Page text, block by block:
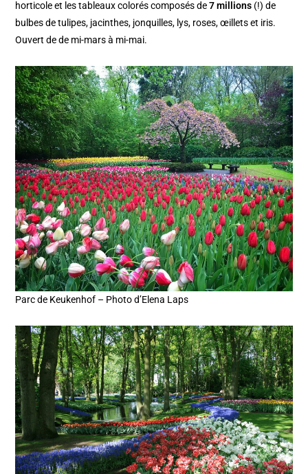
horticole et les tableaux colorés composés de7 millions (!) de
bulbes de tulipes, jacinthes, jonquilles, lys, roses, œillets et iris.
Ouvert de de mi-mars à mi-mai.
Parc de Keukenhof – Photo d’Elena Laps